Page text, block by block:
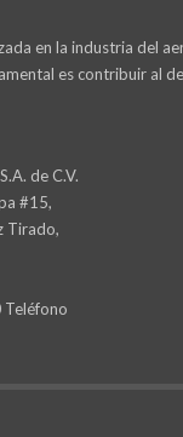
en la industria del
es contribuir al
de C.V.
#15,
Tirado,